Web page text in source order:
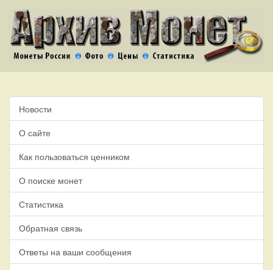
Новости
О сайте
Как пользоваться ценником
О поиске монет
Статистика
Обратная связь
Ответы на ваши сообщения